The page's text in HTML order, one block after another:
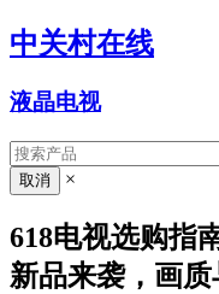
中关村在线
液晶电视
×
618电视选购指
新品来袭，画